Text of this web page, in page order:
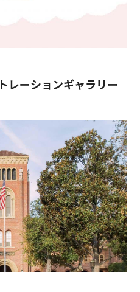
ーションギャラリー